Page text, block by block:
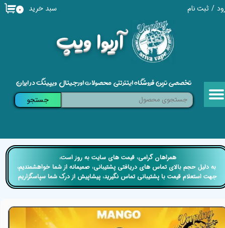
/ ثبت نام
حساب کاربری من
خروج از حساب کاربری
​آریوا ویپ
۰ سبد خرید
تخصصی ترین فروشگاه اینترنتی محصولات اورجینال ویپینگ در ایران
جستجو
​​همراهان گرامی، قیمت های سایت به روز است،
​​​​​​​ به دلیل حجم بالای تماس های دریافتی پشتیبانی، صمیمانه از شما خواهشمندیم،
جهت استعلام قیمت با پشتیبانی تماس نگیرید، پیشاپیش از درک شما سپاسگزاریم